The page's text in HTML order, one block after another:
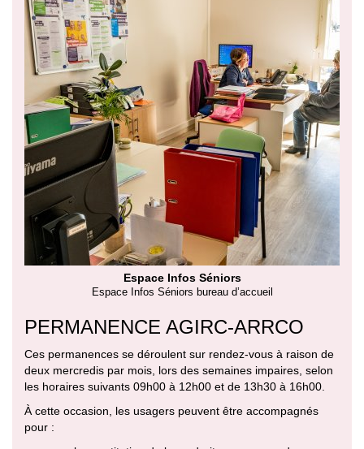
Espace Infos Séniors
Espace Infos Séniors bureau d’accueil
PERMANENCE AGIRC-ARRCO
Ces permanences se déroulent sur rendez-vous à raison de
deux mercredis par mois, lors des semaines impaires, selon
les horaires suivants 09h00 à 12h00 et de 13h30 à 16h00.
À cette occasion, les usagers peuvent être accompagnés
pour :